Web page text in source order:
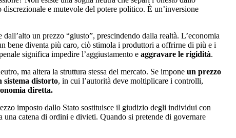
e mutevole del potere politico. È un’inversione
un prezzo “giusto”, prescindendo dalla realtà. L’economia
bene diventa più caro, ciò stimola i produttori a offrirne di più e i
significa impedire l’aggiustamento e aggravare le rigidità.
ma altera la struttura stessa del mercato. Se impone un prezzo
sistema distorto, in cui l’autorità deve moltiplicare i controlli,
diretta.
imposto dallo Stato sostituisce il giudizio degli individui con
catena di ordini e divieti. Quando si pretende di governare